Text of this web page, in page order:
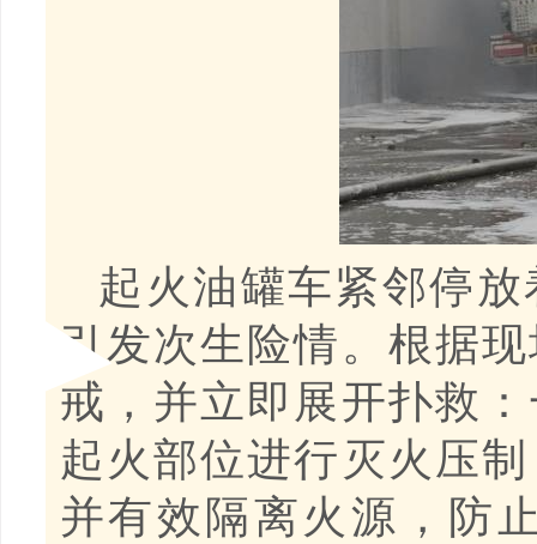
起火油罐车紧邻停
引发次生险情。根据
戒，并立即展开扑救
起火部位进行灭火压
并有效隔离火源，防